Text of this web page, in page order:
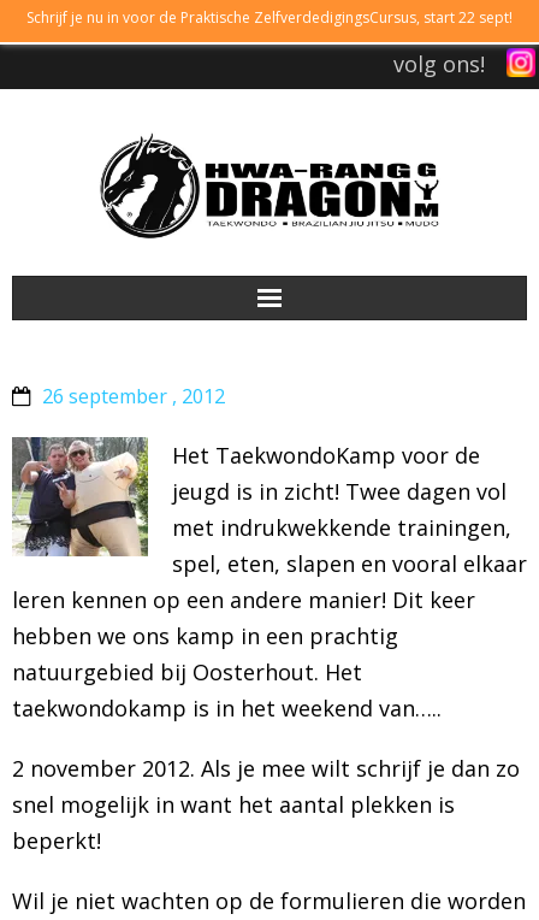
Schrijf je nu in voor de Praktische ZelfverdedigingsCursus, start 22 sept!
volg ons!
LESTIJDEN
LIDMAATSCHAP
TAEKWONDO
BRAZILIAN JIU JITSU
AGENDA
NIEUWS
CONTACT
PRAKTISCHE ZELFVERDEDIGINGSCURSUS
26 september , 2012
Het TaekwondoKamp voor de
jeugd is in zicht! Twee dagen vol
met indrukwekkende trainingen,
spel, eten, slapen en vooral elkaar
leren kennen op een andere manier! Dit keer
hebben we ons kamp in een prachtig
natuurgebied bij Oosterhout. Het
taekwondokamp is in het weekend van…..
2 november 2012. Als je mee wilt schrijf je dan zo
snel mogelijk in want het aantal plekken is
beperkt!
Wil je niet wachten op de formulieren die worden